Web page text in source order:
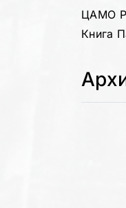
ЦАМО
Книга